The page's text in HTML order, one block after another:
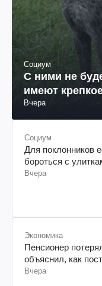
Социум
С ними не
имеют
Вчера
Социум
Для поклонников
бороться с
Вчера
Экономика
Пенсионер
объяснил, как
Вчера